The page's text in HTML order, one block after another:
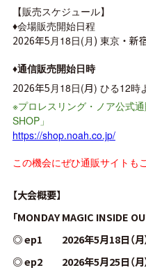
【販売スケジュール】
♦︎会場販売開始日程
2026年5月18日(月 ) 東京・新
♦︎通信販売開始日時
2026年5月18日(月) ひる12時
※プロレスリング・ノア公式通
SHOP」
https://shop.noah.co.jp/
この機会にぜひ通販サイトも
【大会概要】
「MONDAY MAGIC INSIDE
◎ ep1 2026年5月18日（月
◎ ep2 2026年5月25日（月